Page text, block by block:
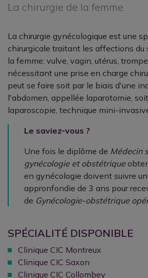
La chirurgie de la femme
La chirurgie gynécologique est une
chirurgicale traitant les affections du
la femme: vulve, vagin, utérus,
nécessitant une prise en charge
peut se faire soit par le biais d'une
l'abdomen, appellée laparotomie,
laparoscopie, technique mini-
Le saviez-vous ?
Une fois le diplôme de Médecin
gynécologie et obstétrique
en gynécologie doivent suivre
appronfondie de 3 ans pour
de Gynécologie-obstétrique
SPÉCIALITÉ DISPONIBLE
Clinique CIC Montreux
Clinique CIC Saxon
Clinique CIC Collombey